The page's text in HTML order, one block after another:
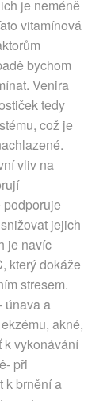
je neméně
vitamínová
bychom
Venira
tedy
což je
vliv na
jejich
je navíc
který dokáže
stresem.
únava a
akné,
k vykonávání
při
k brnění a